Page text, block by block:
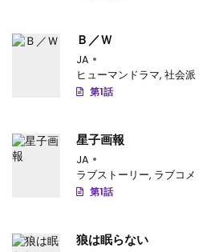
第32.1話 : 第32.1話-v82
: 第31.3話-v81
第31.1話 : 第31.1話-v79
第30.3話: 第30.3話-v78
第30.1話: 第30.1話-v76
Ｂ／Ｗ
JA
ヒューマンドラマ, 社会派
第1話
星子画報
JA
ラブストーリー, ラブコメ
第1話
狼は眠らない